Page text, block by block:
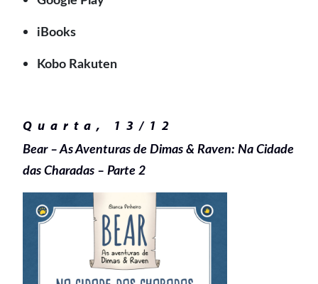
iBooks
Kobo Rakuten
Quarta, 13/12
Bear – As Aventuras de Dimas & Raven: Na Cidade
das Charadas – Parte 2